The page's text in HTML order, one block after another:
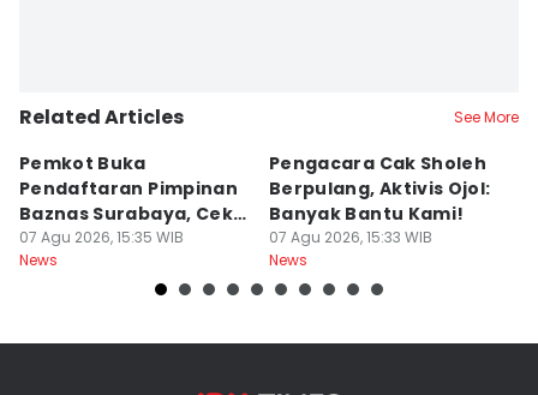
Related Articles See More
Pemkot Buka
Pendaftaran Pimpinan
Baznas Surabaya, Cek
Syaratnya
07 Agu 2026, 15:35 WIB
News
Pengacara Cak Sholeh
Berpulang, Aktivis Ojol:
Banyak Bantu Kami!
07 Agu 2026, 15:33 WIB
News